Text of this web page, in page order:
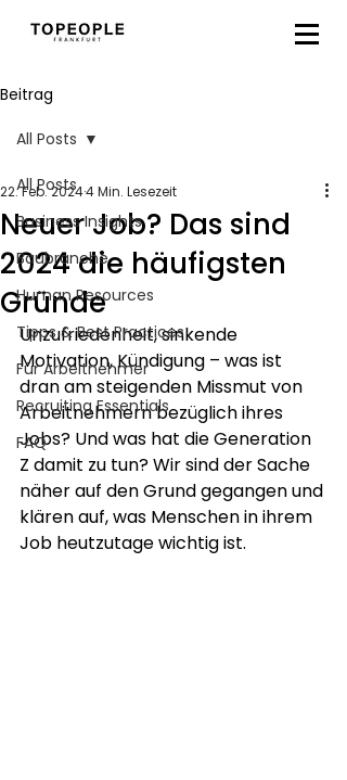
Beitrag
All Posts
Business Insights
Baubranche
Human Resources
Tipps & Best Practices
Für Arbeitnehmer
Recruiting Essentials
FAQ
All Posts
Neuer Job? Das sind
2024 die häufigsten
Gründe
22. Feb. 20244 Min. Lesezeit
Unzufriedenheit, sinkende
Motivation, Kündigung – was ist
dran am steigenden Missmut von
Arbeitnehmern bezüglich ihres
Jobs? Und was hat die Generation
Z damit zu tun? Wir sind der Sache
näher auf den Grund gegangen und
klären auf, was Menschen in ihrem
Job heutzutage wichtig ist.